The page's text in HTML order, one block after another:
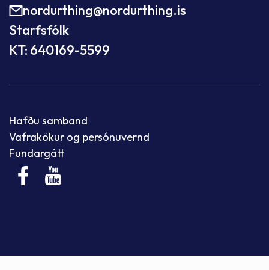
nordurthing@nordurthing.is
Starfsfólk
KT: 640169-5599
Hafðu samband
Vafrakökur og persónuvernd
Fundargátt